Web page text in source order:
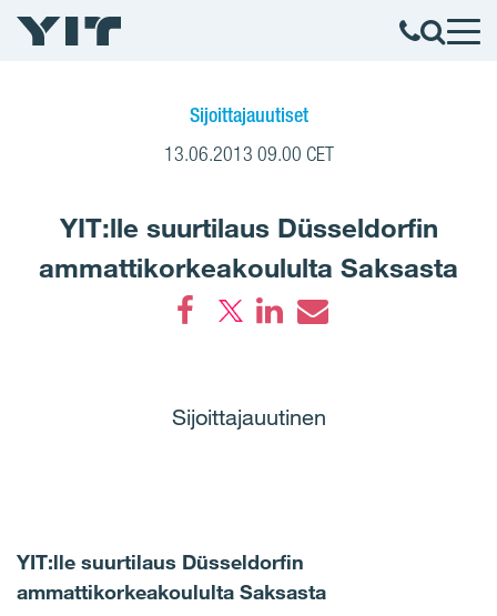
Sijoittajauutiset
13.06.2013 09.00 CET
YIT:lle suurtilaus Düsseldorfin
ammattikorkeakoululta Saksasta
Sijoittajauutinen
YIT:lle suurtilaus Düsseldorfin
ammattikorkeakoululta Saksasta